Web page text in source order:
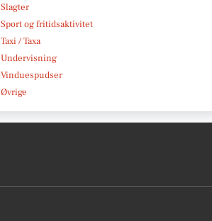
Slagter
Sport og fritidsaktivitet
Taxi / Taxa
Undervisning
Vinduespudser
Øvrige